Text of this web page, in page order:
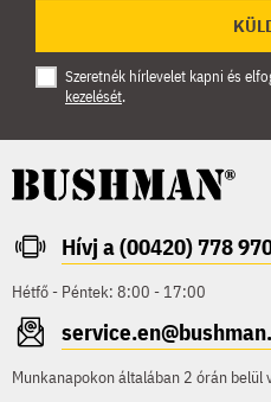
Szeretnék hírlevelet kapni és
kezelését.
Hívj a (00420) 778
Hétfő - Péntek: 8:00 - 17:00
Munkanapokon általában 2 órán belül